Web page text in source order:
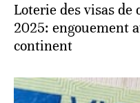
Loterie des visas
2025: engouement
continent